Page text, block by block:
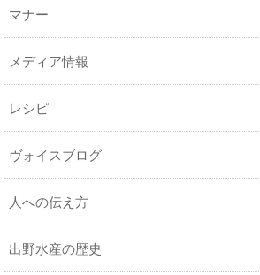
マナー
メディア情報
レシピ
ヴォイスブログ
人への伝え方
出野水産の歴史